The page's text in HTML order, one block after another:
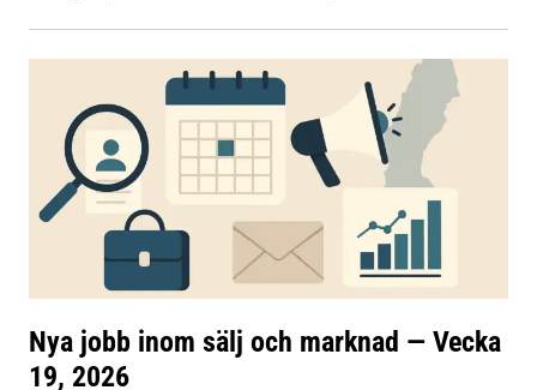
Nya jobb inom sälj och marknad — Vecka
19, 2026